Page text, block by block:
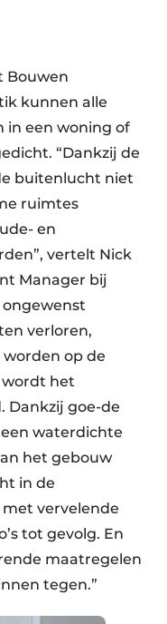
Bouwen
kunnen alle
in een woning of
“Dankzij de
buitenlucht niet
ruimtes
en
vertelt Nick
Manager bij
ongewenst
verloren,
op de
het
Dankzij goe-de
waterdichte
het gebouw
in de
vervelende
tot gevolg. En
maatregelen
tegen.”